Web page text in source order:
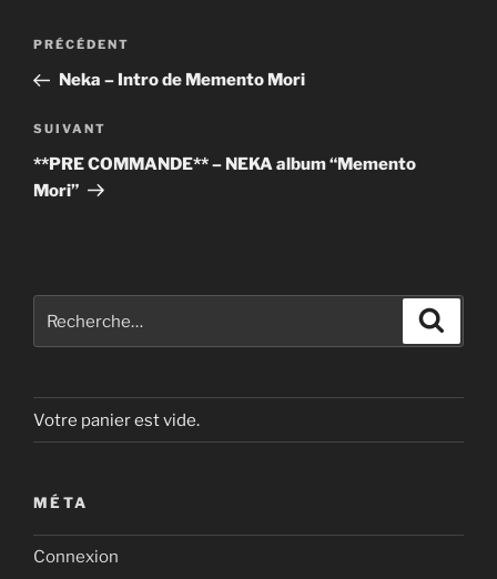
Navigation
l’article
Article
précédent
PRÉCÉDENT
Neka – Intro de Memento Mori
Article
suivant
SUIVANT
**PRE COMMANDE** – NEKA album “Memento
Mori”
pour
Votre panier est vide.
MÉTA
Connexion